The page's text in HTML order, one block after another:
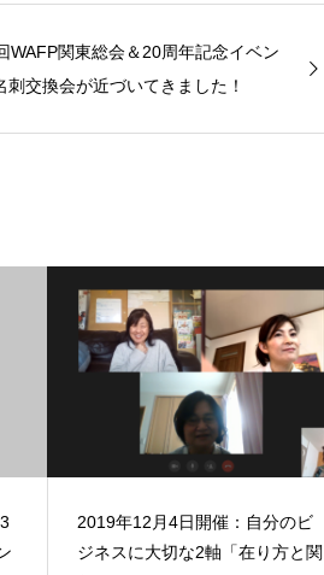
WAFP関東総会＆20周年記念イベン
刺交換会が近づいてきました！
2019年12月4日開催：自分のビ
ジネスに大切な2軸「在り方と関